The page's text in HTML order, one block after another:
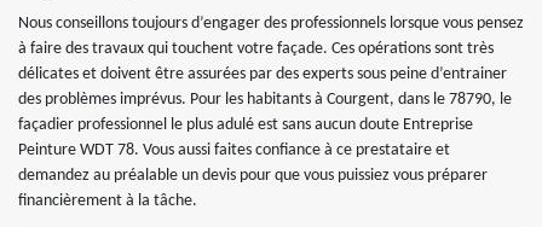
Nous conseillons toujours d’engager des professionnels lorsque vous pensez
à faire des travaux qui touchent votre façade. Ces opérations sont très
délicates et doivent être assurées par des experts sous peine d’entrainer
des problèmes imprévus. Pour les habitants à Courgent, dans le 78790, le
façadier professionnel le plus adulé est sans aucun doute Entreprise
Peinture WDT 78. Vous aussi faites confiance à ce prestataire et
demandez au préalable un devis pour que vous puissiez vous préparer
financièrement à la tâche.